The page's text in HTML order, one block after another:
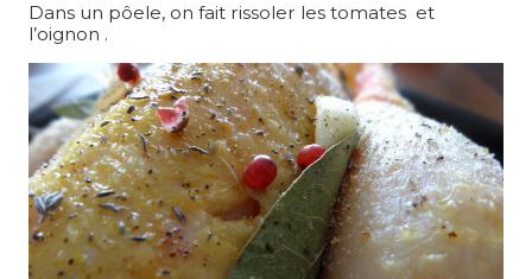
Dans un pôele, on fait rissoler les tomates et
l’oignon .